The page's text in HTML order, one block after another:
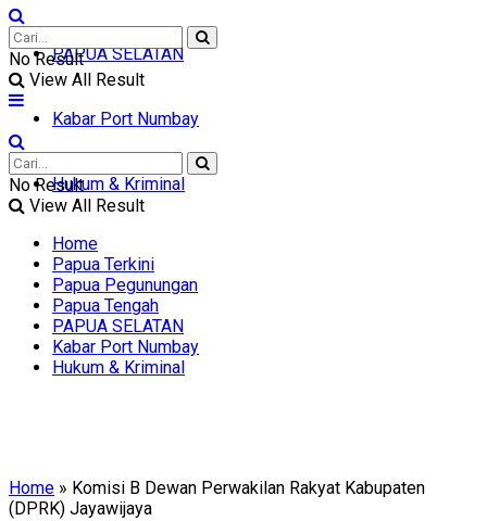
PAPUA SELATAN
Kabar Port Numbay
Hukum & Kriminal
No Result
View All Result
No Result
View All Result
Home
Papua Terkini
Papua Pegunungan
Papua Tengah
PAPUA SELATAN
Kabar Port Numbay
Hukum & Kriminal
Home » Komisi B Dewan Perwakilan Rakyat Kabupaten
(DPRK) Jayawijaya